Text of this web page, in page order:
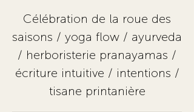
Célébration de la roue des
saisons / yoga flow / ayurveda
/ herboristerie pranayamas /
écriture intuitive / intentions /
tisane printanière